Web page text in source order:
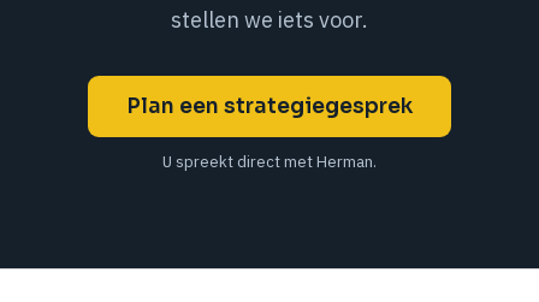
stellen we iets voor.
Plan een strategiegesprek
U spreekt direct met Herman.